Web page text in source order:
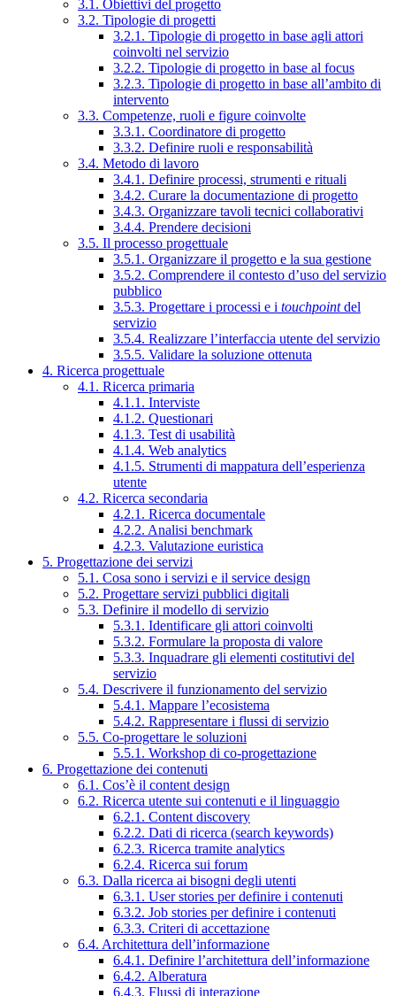
3.1. Obiettivi del progetto
3.2. Tipologie di progetti
3.2.1. Tipologie di progetto in base agli attori
coinvolti nel servizio
3.2.2. Tipologie di progetto in base al focus
3.2.3. Tipologie di progetto in base all’ambito di
intervento
3.3. Competenze, ruoli e figure coinvolte
3.3.1. Coordinatore di progetto
3.3.2. Definire ruoli e responsabilità
3.4. Metodo di lavoro
3.4.1. Definire processi, strumenti e rituali
3.4.2. Curare la documentazione di progetto
3.4.3. Organizzare tavoli tecnici collaborativi
3.4.4. Prendere decisioni
3.5. Il processo progettuale
3.5.1. Organizzare il progetto e la sua gestione
3.5.2. Comprendere il contesto d’uso del servizio
pubblico
3.5.3. Progettare i processi e i touchpointdel
servizio
3.5.4. Realizzare l’interfaccia utente del servizio
3.5.5. Validare la soluzione ottenuta
4. Ricerca progettuale
4.1. Ricerca primaria
4.1.1. Interviste
4.1.2. Questionari
4.1.3. Test di usabilità
4.1.4. Web analytics
4.1.5. Strumenti di mappatura dell’esperienza
utente
4.2. Ricerca secondaria
4.2.1. Ricerca documentale
4.2.2. Analisi benchmark
4.2.3. Valutazione euristica
5. Progettazione dei servizi
5.1. Cosa sono i servizi e il service design
5.2. Progettare servizi pubblici digitali
5.3. Definire il modello di servizio
5.3.1. Identificare gli attori coinvolti
5.3.2. Formulare la proposta di valore
5.3.3. Inquadrare gli elementi costitutivi del
servizio
5.4. Descrivere il funzionamento del servizio
5.4.1. Mappare l’ecosistema
5.4.2. Rappresentare i flussi di servizio
5.5. Co-progettare le soluzioni
5.5.1. Workshop di co-progettazione
6. Progettazione dei contenuti
6.1. Cos’è il content design
6.2. Ricerca utente sui contenuti e il linguaggio
6.2.1. Content discovery
6.2.2. Dati di ricerca (search keywords)
6.2.3. Ricerca tramite analytics
6.2.4. Ricerca sui forum
6.3. Dalla ricerca ai bisogni degli utenti
6.3.1. User stories per definire i contenuti
6.3.2. Job stories per definire i contenuti
6.3.3. Criteri di accettazione
6.4. Architettura dell’informazione
6.4.1. Definire l’architettura dell’informazione
6.4.2. Alberatura
6.4.3. Flussi di interazione